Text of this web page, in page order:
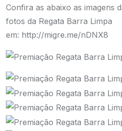
Confira as abaixo as imagens
fotos da Regata Barra Limpa
em: http://migre.me/nDNX8